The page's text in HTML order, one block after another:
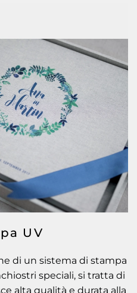
UV
di un sistema di stampa
speciali, si tratta di
alta qualità e durata alla